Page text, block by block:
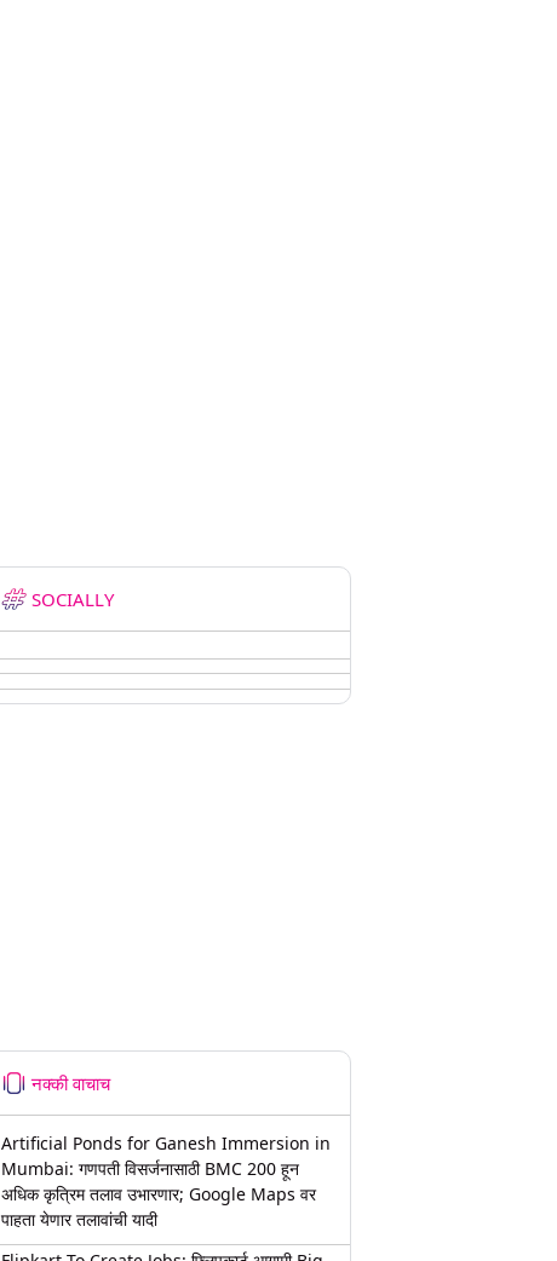
SOCIALLY
नक्की वाचाच
Artificial Ponds for Ganesh Immersion in
Mumbai: गणपती विसर्जनासाठी BMC 200 हून
अधिक कृत्रिम तलाव उभारणार; Google Maps वर
पाहता येणार तलावांची यादी